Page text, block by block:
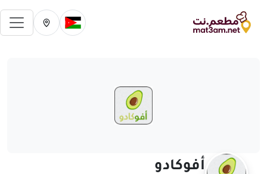
تغيير الدولة الحالية
تغيير المدينة
أفوكادو